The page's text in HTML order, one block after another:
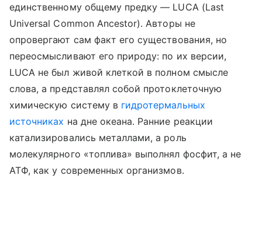
единственному общему предку — LUCA (Last
Universal Common Ancestor). Авторы не
опровергают сам факт его существования, но
переосмысливают его природу: по их версии,
LUCA не был живой клеткой в полном смысле
слова, а представлял собой протоклеточную
химическую систему в гидротермальных
источниках на дне океана. Ранние реакции
катализировались металлами, а роль
молекулярного «топлива» выполнял фосфит, а не
АТФ, как у современных организмов.